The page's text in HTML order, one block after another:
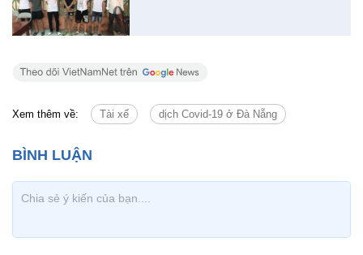
Xem thêm về: Tài xế dịch Covid-19 ở Đà Nẵng